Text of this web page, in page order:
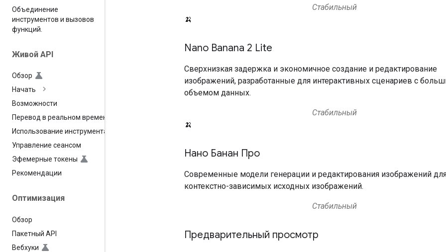
Объединение
инструментов и вызовов
функций
Живой API
Обзор
Начать
Возможности
Перевод в реальном времени
Использование инструмента
Управление сеансом
Эфемерные токены
Рекомендации
Оптимизация
Обзор
Пакетный API
Вебхуки
Стабильный
🍌
Nano Banana 2 Lite
Сверхнизкая задержка и экономичное создание и редактирование
изображений, разработанные для интерактивных сценариев с
объемом данных.
Стабильный
🍌
Нано Банан Про
Современные модели генерации и редактирования изображений
контекстно-зависимых исходных изображений.
Стабильный
Предварительный просмотр